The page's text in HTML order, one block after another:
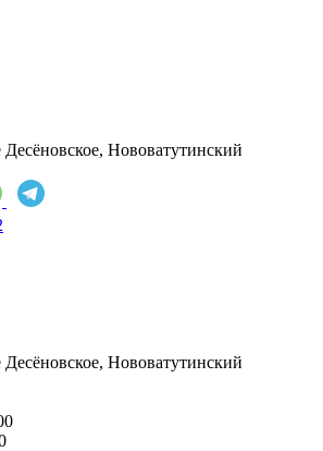
Нововатутинский
Нововатутинский